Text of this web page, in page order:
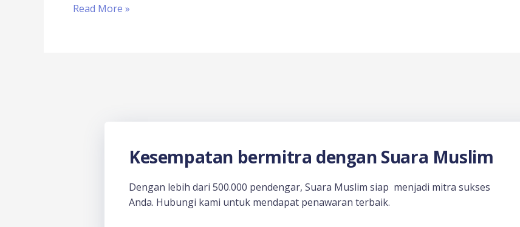
Read More »
Kesempatan bermitra dengan Suara Muslim
Dengan lebih dari 500.000 pendengar, Suara Muslim siap menjadi mitra sukses
Anda. Hubungi kami untuk mendapat penawaran terbaik.